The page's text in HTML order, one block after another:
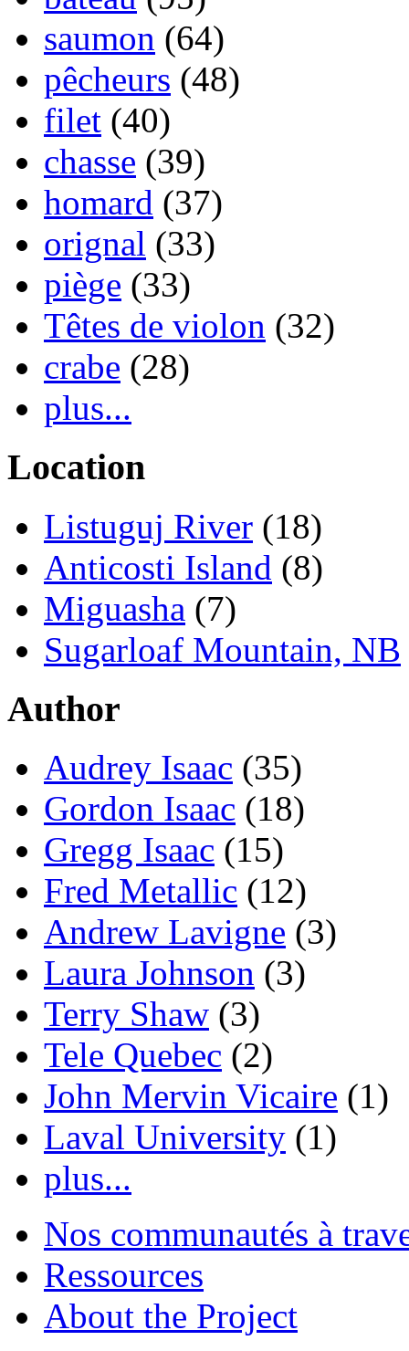
saumon (64)
pêcheurs (48)
filet (40)
chasse (39)
homard (37)
orignal (33)
piège (33)
Têtes de violon (32)
crabe (28)
plus...
Location
Listuguj River (18)
Anticosti Island (8)
Miguasha (7)
Sugarloaf Mountain, NB
Author
Audrey Isaac (35)
Gordon Isaac (18)
Gregg Isaac (15)
Fred Metallic (12)
Andrew Lavigne (3)
Laura Johnson (3)
Terry Shaw (3)
Tele Quebec (2)
John Mervin Vicaire (1)
Laval University (1)
plus...
Nos communautés à
Ressources
About the Project